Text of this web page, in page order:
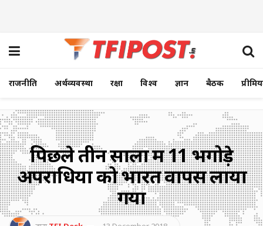
राजनीति अर्थव्यवस्था रक्षा विश्व ज्ञान बैठक
पिछले तीन सालों में 11 भगोड़े
अपराधियों को भारत वापस लाया
गया